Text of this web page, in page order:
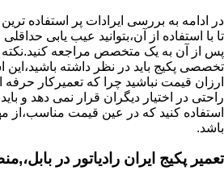
در ادامه به بررسی ایرادات پر استفاده
تا با استفاده از آن،بتوانید عیب یابی
پس از آن به یک متخصص مراجعه کنید.نکته
تخصصی پکیج باید در نظر داشته
ارزان قیمت نباشید چرا که تعمیرکار
راحتی در اختیار دیگران قرار نمی دهد و
استفاده کنید که در عین قیمت مناسب،از
باشد.
تعمیر پکیج ایران رادیاتور در